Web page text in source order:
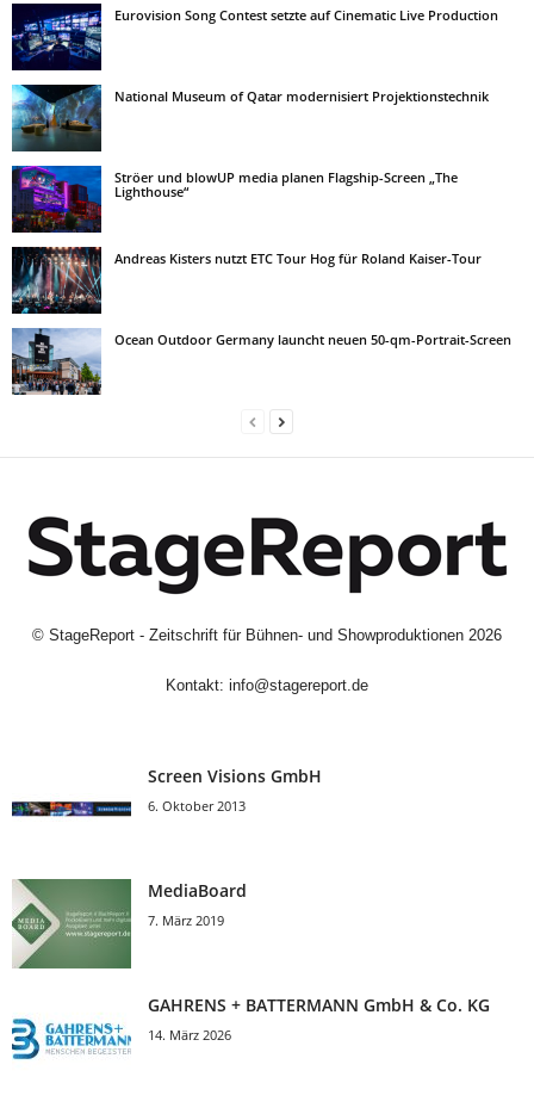
Eurovision Song Contest setzte auf Cinematic Live Production
National Museum of Qatar modernisiert Projektionstechnik
Ströer und blowUP media planen Flagship-Screen „The
Lighthouse“
Andreas Kisters nutzt ETC Tour Hog für Roland Kaiser-Tour
Ocean Outdoor Germany launcht neuen 50-qm-Portrait-Screen
© StageReport - Zeitschrift für Bühnen- und Showproduktionen 2026
Kontakt: info@stagereport.de
Screen Visions GmbH
6. Oktober 2013
MediaBoard
7. März 2019
GAHRENS + BATTERMANN GmbH & Co. KG
14. März 2026